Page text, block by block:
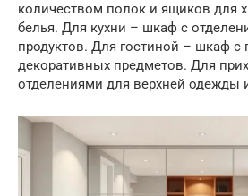
количеством полок и ящиков для
белья. Для кухни – шкаф с
продуктов. Для гостиной – шкаф с
декоративных предметов. Для
отделениями для верхней одежды